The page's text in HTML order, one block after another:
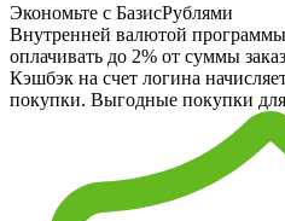
Экономьте с БазисРублями
Внутренней валютой
оплачивать до 2% от суммы
Кэшбэк на счет логина
покупки. Выгодные покупки